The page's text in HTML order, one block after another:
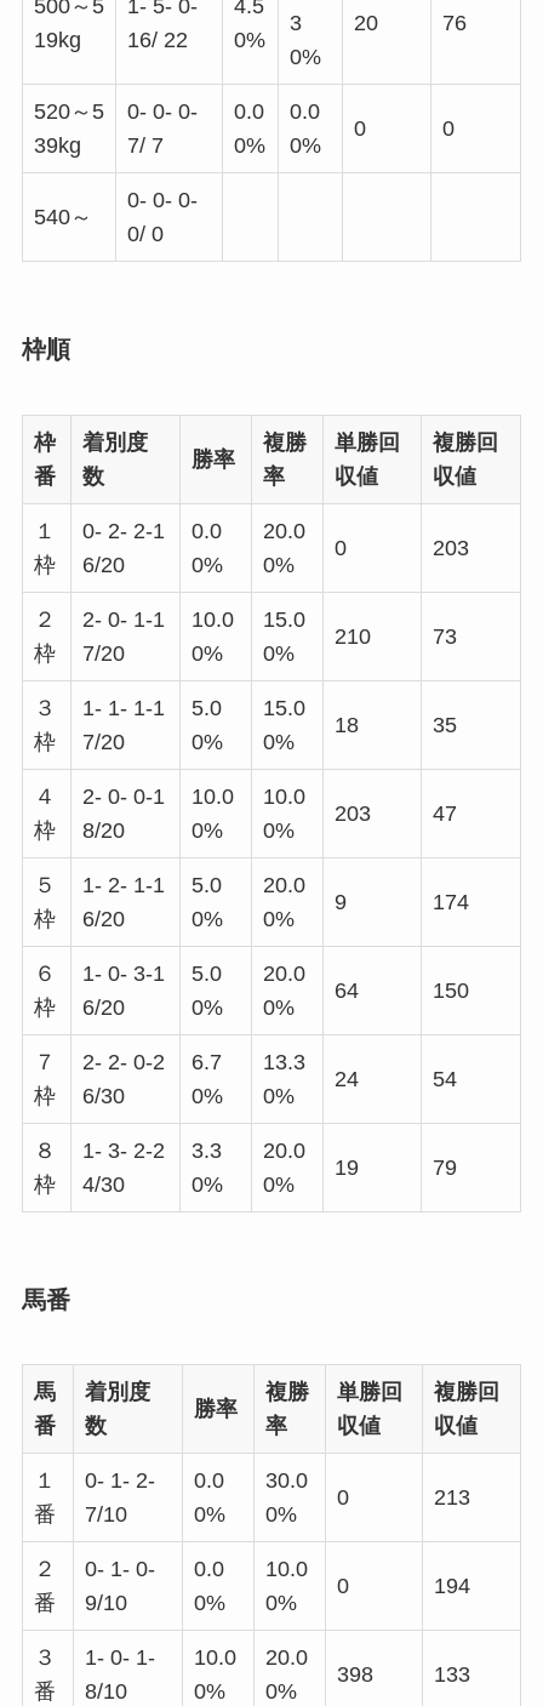
500～5
19kg
1- 5- 0-
16/ 22
4.5
0%
3
0%
20 76
520～5
39kg
0- 0- 0-
7/ 7
0.0
0%
0.0
0%
0 0
540～
0- 0- 0-
0/ 0
枠順
枠
番
着別度
数
勝率
複勝
率
単勝回
収値
複勝回
収値
１
枠
0- 2- 2-1
6/20
0.0
0%
20.0
0%
0 203
２
枠
2- 0- 1-1
7/20
10.0
0%
15.0
0%
210 73
３
枠
1- 1- 1-1
7/20
5.0
0%
15.0
0%
18 35
４
枠
2- 0- 0-1
8/20
10.0
0%
10.0
0%
203 47
５
枠
1- 2- 1-1
6/20
5.0
0%
20.0
0%
9 174
６
枠
1- 0- 3-1
6/20
5.0
0%
20.0
0%
64 150
７
枠
2- 2- 0-2
6/30
6.7
0%
13.3
0%
24 54
８
枠
1- 3- 2-2
4/30
3.3
0%
20.0
0%
19 79
馬番
馬
番
着別度
数
勝率
複勝
率
単勝回
収値
複勝回
収値
１
番
0- 1- 2-
7/10
0.0
0%
30.0
0%
0 213
２
番
0- 1- 0-
9/10
0.0
0%
10.0
0%
0 194
３
番
1- 0- 1-
8/10
10.0
0%
20.0
0%
398 133